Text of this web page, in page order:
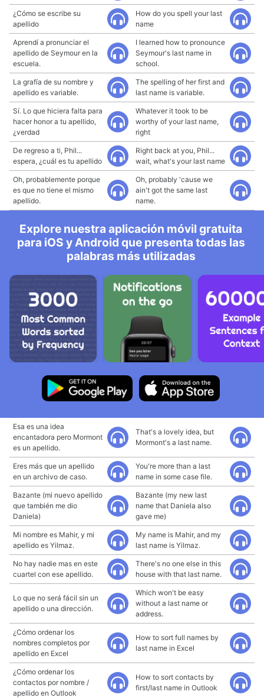
¿Cómo se escribe su
apellido
How do you spell your last
name
Aprendí a pronunciar el
apellido de Seymour en la
escuela.
I learned how to pronounce
Seymour's last name in
school.
La grafía de su nombre y
apellido es variable.
The spelling of her first and
last name is variable.
Sí. Lo que hiciera falta para
hacer honor a tu apellido,
¿verdad
Whatever it took to be
worthy of your last name,
right
De regreso a ti, Phil...
espera, ¿cuál es tu apellido
Right back at you, Phil...
wait, what's your last name
Oh, probablemente porque
es que no tiene el mismo
apellido.
Oh, probably 'cause we
ain't got the same last
name.
Explore nuestra aplicación móvil gratuita
para iOS y Android que presenta todas las
palabras más utilizadas
Esa es una idea
encantadora pero Mormont
es un apellido.
That's a lovely idea, but
Mormont's a last name.
Eres más que un apellido
en un archivo de caso.
You're more than a last
name in some case file.
Bazante (mi nuevo apellido
que también me dio
Daniela)
Bazante (my new last
name that Daniela also
gave me)
Mi nombre es Mahir, y mi
apellido es Yilmaz.
My name is Mahir, and my
last name is Yilmaz.
No hay nadie mas en este
cuartel con ese apellido.
There's no one else in this
house with that last name.
Lo que no será fácil sin un
apellido o una dirección.
Which won't be easy
without a last name or
address.
¿Cómo ordenar los
nombres completos por
apellido en Excel
How to sort full names by
last name in Excel
¿Cómo ordenar los
contactos por nombre /
apellido en Outlook
How to sort contacts by
first/last name in Outlook